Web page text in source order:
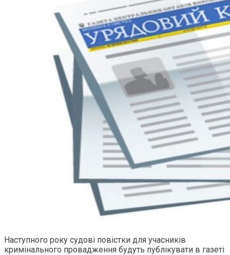
Наступного року судові повістки для учасників
кримінального провадження будуть публікувати в газеті